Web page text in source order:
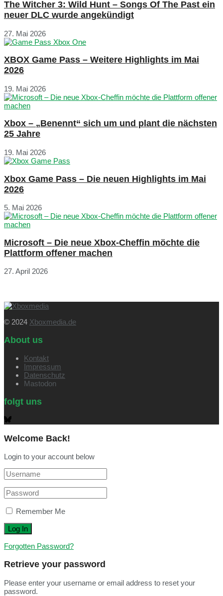
The Witcher 3: Wild Hunt – Songs Of The Past ein
neuer DLC wurde angekündigt
27. Mai 2026
XBOX Game Pass – Weitere Highlights im Mai
2026
19. Mai 2026
Xbox – „Benennt“ sich um und plant die nächsten
25 Jahre
19. Mai 2026
Xbox Game Pass – Die neuen Highlights im Mai
2026
5. Mai 2026
Microsoft – Die neue Xbox-Cheffin möchte die
Plattform offener machen
27. April 2026
© 2024 Xboxmedia.de
About us
Kontakt
Impressum
Datenschutz
Mastodon
folgt uns
Welcome Back!
Login to your account below
Remember Me
Forgotten Password?
Retrieve your password
Please enter your username or email address to reset your
password.